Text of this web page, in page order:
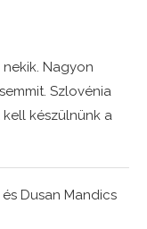
Nagyon
Szlovénia
készülnünk a
Dusan Mandics